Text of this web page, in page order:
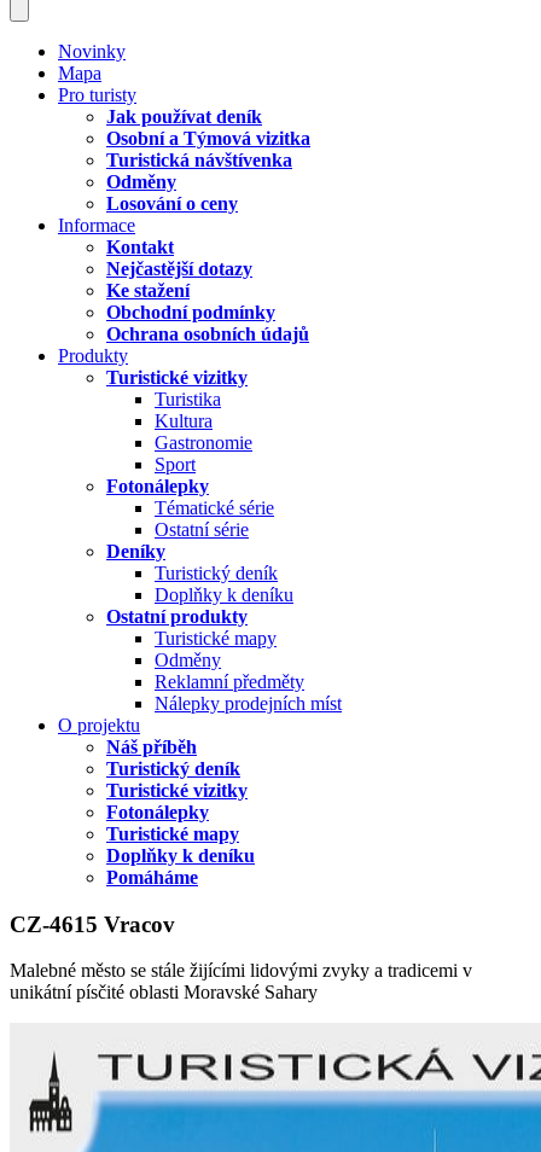
Novinky
Mapa
Pro turisty
Jak používat deník
Osobní a Týmová vizitka
Turistická návštívenka
Odměny
Losování o ceny
Informace
Kontakt
Nejčastější dotazy
Ke stažení
Obchodní podmínky
Ochrana osobních údajů
Produkty
Turistické vizitky
Turistika
Kultura
Gastronomie
Sport
Fotonálepky
Tématické série
Ostatní série
Deníky
Turistický deník
Doplňky k deníku
Ostatní produkty
Turistické mapy
Odměny
Reklamní předměty
Nálepky prodejních míst
O projektu
Náš příběh
Turistický deník
Turistické vizitky
Fotonálepky
Turistické mapy
Doplňky k deníku
Pomáháme
CZ-4615 Vracov
Malebné město se stále žijícími lidovými zvyky a tradicemi v
unikátní písčité oblasti Moravské Sahary